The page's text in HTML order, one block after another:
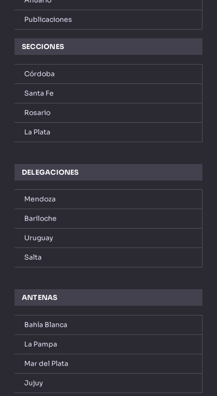
Publicaciones
SECCIONES
Córdoba
Santa Fe
Rosario
La Plata
DELEGACIONES
Mendoza
Bariloche
Uruguay
Salta
ANTENAS
Bahía Blanca
La Pampa
Mar del Plata
Jujuy